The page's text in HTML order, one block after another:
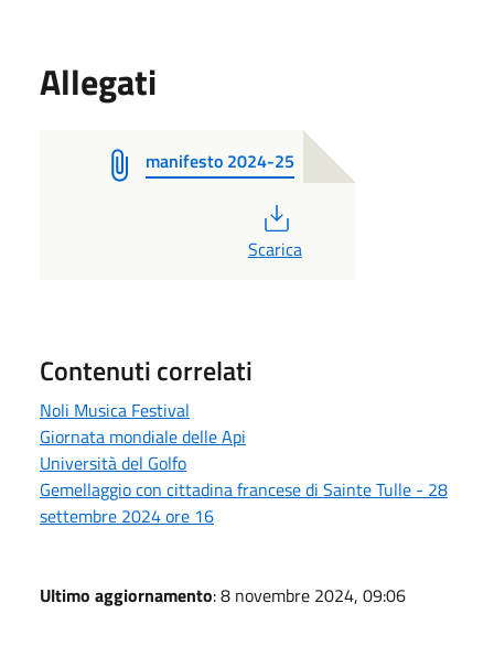
Allegati
manifesto 2024-25
Scarica
Contenuti correlati
Noli Musica Festival
Giornata mondiale delle Api
Università del Golfo
Gemellaggio con cittadina francese di Sainte Tulle - 28
settembre 2024 ore 16
Ultimo aggiornamento: 8 novembre 2024, 09:06